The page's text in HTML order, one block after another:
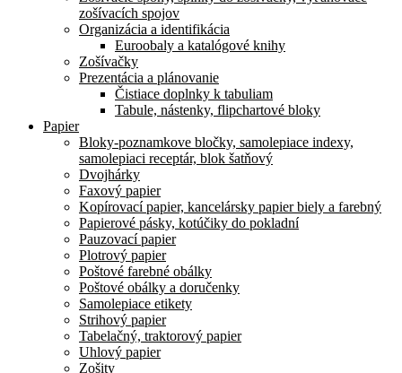
zošívacích spojov
Organizácia a identifikácia
Euroobaly a katalógové knihy
Zošívačky
Prezentácia a plánovanie
Čistiace doplnky k tabuliam
Tabule, nástenky, flipchartové bloky
Papier
Bloky-poznamkove bločky, samolepiace indexy,
samolepiaci receptár, blok šatňový
Dvojhárky
Faxový papier
Kopírovací papier, kancelársky papier biely a farebný
Papierové pásky, kotúčiky do pokladní
Pauzovací papier
Plotrový papier
Poštové farebné obálky
Poštové obálky a doručenky
Samolepiace etikety
Strihový papier
Tabelačný, traktorový papier
Uhlový papier
Zošity